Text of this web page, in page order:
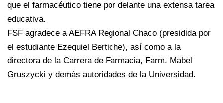
que el farmacéutico tiene por delante una extensa tarea
educativa.
FSF agradece a AEFRA Regional Chaco (presidida por
el estudiante Ezequiel Bertiche), así como a la
directora de la Carrera de Farmacia, Farm. Mabel
Gruszycki y demás autoridades de la Universidad.